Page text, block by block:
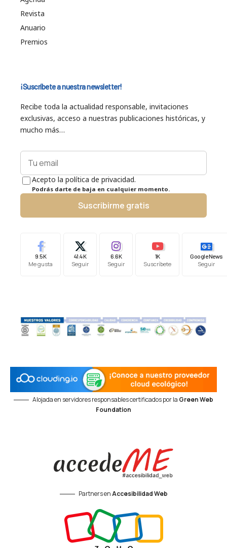
Revista
Anuario
Premios
¡Suscríbete a nuestra newsletter!
Recibe toda la actualidad responsable, invitaciones
exclusivas, acceso a nuestras publicaciones históricas, y
mucho más…
Acepto la política de privacidad.
Podrás darte de baja en cualquier momento.
Suscribirme gratis
9.5K
Me gusta
41.4K
Seguir
6.6K
Seguir
1K
Suscríbete
Google News
Seguir
Alojada en servidores responsables certificados por la Green Web
Foundation
Partners enAccesibilidad Web